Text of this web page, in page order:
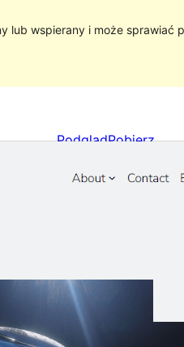
lub wspierany i może sprawiać
PodglądPobierz
Aktywne instalacje
Wersja WordPress
Wersja PHP
Strona główna motywu